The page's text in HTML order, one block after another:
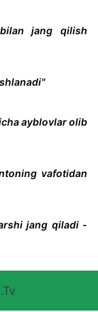
jang qilish
ayblovlar olib
vafotidan
jang qiladi -